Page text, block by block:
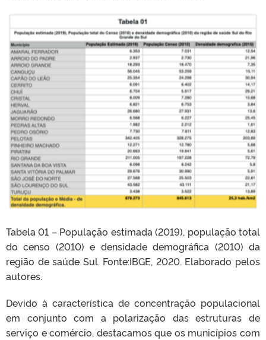
Tabela 01 – População estimada (2019), população total
do censo (2010) e densidade demográfica (2010) da
região de saúde Sul. Fonte:IBGE, 2020. Elaborado pelos
autores.
Devido à característica de concentração populacional
em conjunto com a polarização das estruturas de
serviço e comércio, destacamos que os municípios com